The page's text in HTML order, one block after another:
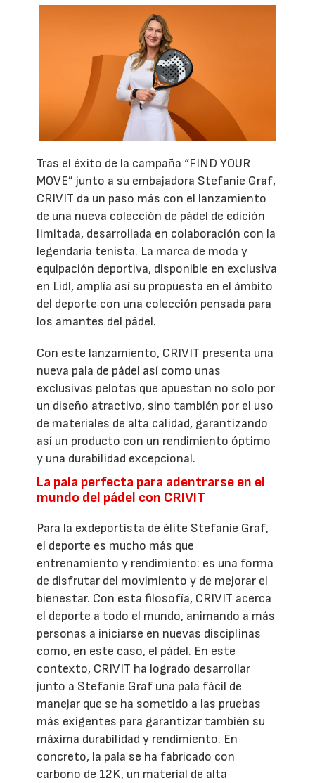
Tras el éxito de la campaña “FIND YOUR
MOVE” junto a su embajadora Stefanie Graf,
CRIVIT da un paso más con el lanzamiento
de una nueva colección de pádel de edición
limitada, desarrollada en colaboración con la
legendaria tenista. La marca de moda y
equipación deportiva, disponible en exclusiva
en Lidl, amplía así su propuesta en el ámbito
del deporte con una colección pensada para
los amantes del pádel.
Con este lanzamiento, CRIVIT presenta una
nueva pala de pádel así como unas
exclusivas pelotas que apuestan no solo por
un diseño atractivo, sino también por el uso
de materiales de alta calidad, garantizando
así un producto con un rendimiento óptimo
y una durabilidad excepcional.
La pala perfecta para adentrarse en el
mundo del pádel con CRIVIT
Para la exdeportista de élite Stefanie Graf,
el deporte es mucho más que
entrenamiento y rendimiento: es una forma
de disfrutar del movimiento y de mejorar el
bienestar. Con esta filosofía, CRIVIT acerca
el deporte a todo el mundo, animando a más
personas a iniciarse en nuevas disciplinas
como, en este caso, el pádel. En este
contexto, CRIVIT ha logrado desarrollar
junto a Stefanie Graf una pala fácil de
manejar que se ha sometido a las pruebas
más exigentes para garantizar también su
máxima durabilidad y rendimiento. En
concreto, la pala se ha fabricado con
carbono de 12K, un material de alta